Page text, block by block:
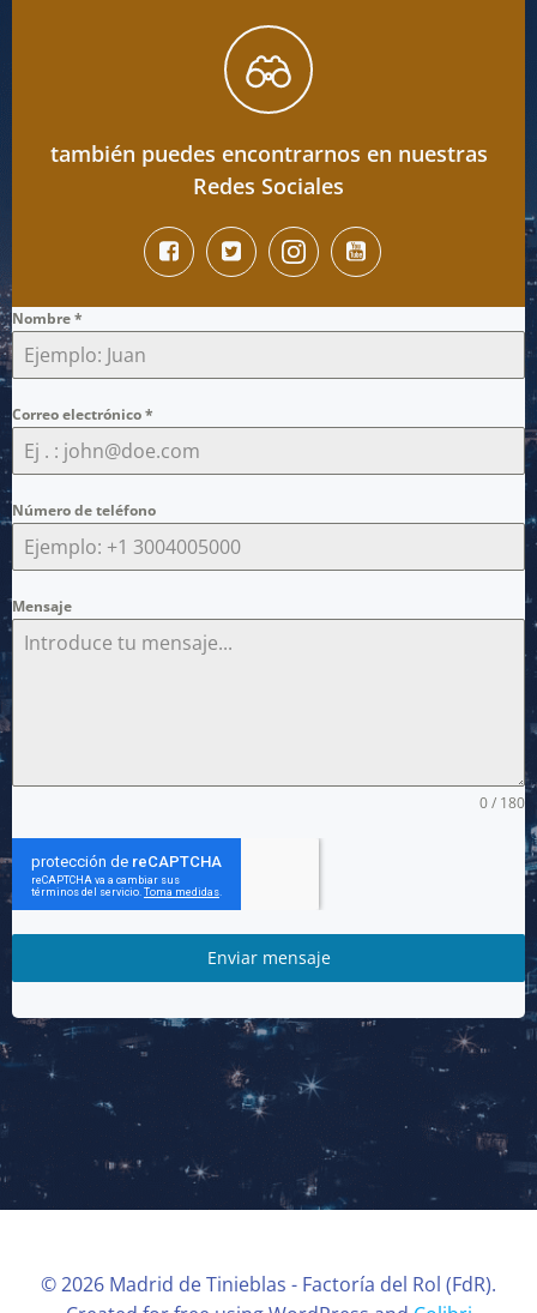
también puedes encontrarnos en nuestras
Redes Sociales
Nombre*
Correo electrónico*
Número de teléfono
Mensaje
0 / 180
Enviar mensaje
© 2026 Madrid de Tinieblas - Factoría del Rol (FdR).